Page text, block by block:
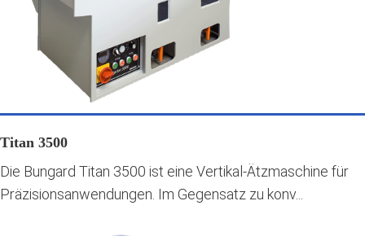
Titan 3500
Die Bungard Titan 3500 ist eine Vertikal-Ätzmaschine für
Präzisionsanwendungen. Im Gegensatz zu konv...